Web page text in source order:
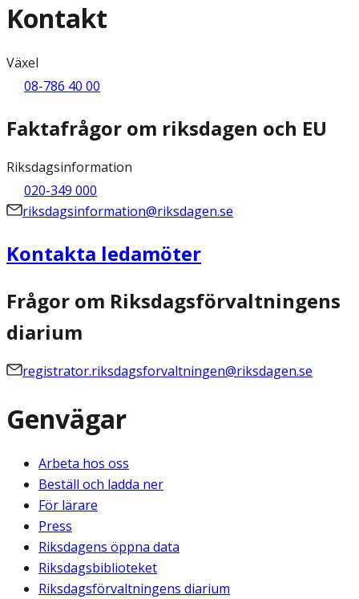
Kontakt
Växel
08-786 40 00
Faktafrågor om riksdagen och EU
Riksdagsinformation
020-349 000
riksdagsinformation@riksdagen.se
Kontakta ledamöter
Frågor om Riksdagsförvaltningens
diarium
registrator.riksdagsforvaltningen@riksdagen.se
Genvägar
Arbeta hos oss
Beställ och ladda ner
För lärare
Press
Riksdagens öppna data
Riksdagsbiblioteket
Riksdagsförvaltningens diarium